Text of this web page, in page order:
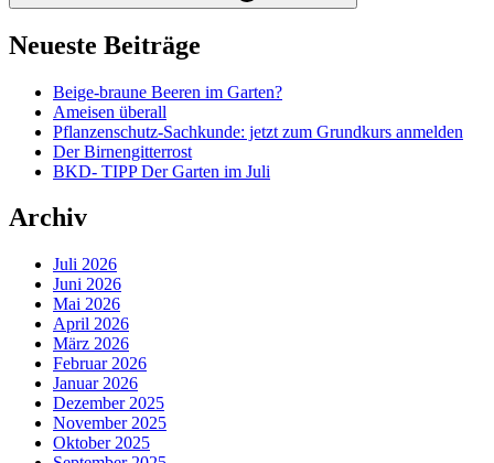
Neueste Beiträge
Beige-braune Beeren im Garten?
Ameisen überall
Pflanzenschutz-Sachkunde: jetzt zum Grundkurs anmelden
Der Birnengitterrost
BKD- TIPP Der Garten im Juli
Archiv
Juli 2026
Juni 2026
Mai 2026
April 2026
März 2026
Februar 2026
Januar 2026
Dezember 2025
November 2025
Oktober 2025